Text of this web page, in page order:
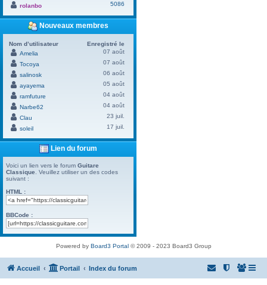
rolanbo
5086
Nouveaux membres
Nom d’utilisateur
Enregistré le
Amelia
07 août
Tocoya
07 août
salinosk
06 août
ayayema
05 août
ramfuture
04 août
Narbe62
04 août
Clau
23 juil.
soleil
17 juil.
Lien du forum
Voici un lien vers le forum Guitare
Classique . Veuillez utiliser un des codes
suivant :
HTML :
BBCode :
Powered by Board3 Portal© 2009 - 2023 Board3 Group
Accueil Portail Index du forum